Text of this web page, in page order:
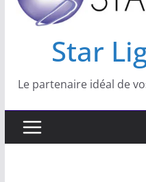
Star
Le partenaire idéal de